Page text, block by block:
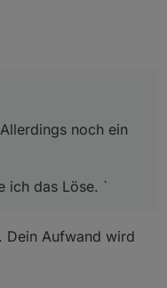
noch ein
ich das Löse. `
Dein Aufwand wird